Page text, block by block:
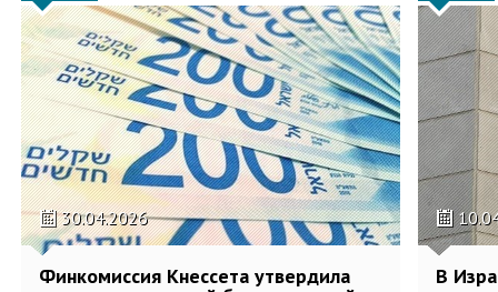
30.04.2026
Финкомиссия Кнессета утвердила В